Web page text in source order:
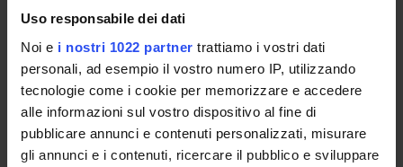
Uso responsabile dei dati
Noi e i nostri 1022 partner trattiamo i vostri dati
personali, ad esempio il vostro numero IP, utilizzando
tecnologie come i cookie per memorizzare e accedere
alle informazioni sul vostro dispositivo al fine di
pubblicare annunci e contenuti personalizzati, misurare
gli annunci e i contenuti, ricercare il pubblico e sviluppare
ORGANIZZAZIONE
GOVERNANCE
COMMISSIONI